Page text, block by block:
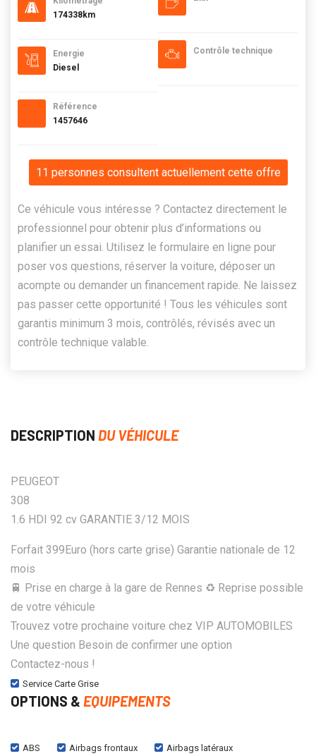
174338km
Energie
Diesel
Référence
1457646
Contrôle technique
11 personnes consultent actuellement cette offre
Ce véhicule vous intéresse ? Contactez directement le
professionnel pour obtenir plus d’informations ou
planifier un essai. Utilisez le formulaire en ligne pour
poser vos questions, réserver la voiture, déposer un
acompte ou demander un financement rapide. Ne laissez
pas passer cette opportunité ! Tous les véhicules sont
garantis minimum 3 mois, contrôlés, révisés avec un
contrôle technique valable.
DESCRIPTION DU VÉHICULE
PEUGEOT
308
1.6 HDI 92 cv GARANTIE 3/12 MOIS
Forfait 399Euro (hors carte grise) Garantie nationale de 12
mois
🚆 Prise en charge à la gare de Rennes ♻️ Reprise possible
de votre véhicule
Trouvez votre prochaine voiture chez VIP AUTOMOBILES
Une question Besoin de confirmer une option
Contactez-nous !
Service Carte Grise
OPTIONS & EQUIPEMENTS
ABS Airbags frontaux Airbags latéraux